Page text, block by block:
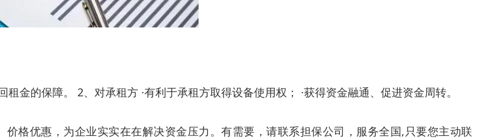
金的保障。 2、对承租方 ·有利于承租方取得设备使用权； ·获得资金融通、促进资金周转。
格优惠，为企业实实在在解决资金压力。有需要，请联系担保公司，服务全国,只要您主动联